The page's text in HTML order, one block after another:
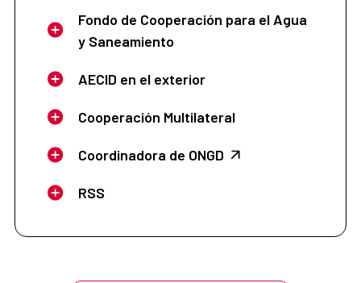
Fondo de Cooperación para el Agua
y Saneamiento
AECID en el exterior
Cooperación Multilateral
Coordinadora de ONGD
RSS